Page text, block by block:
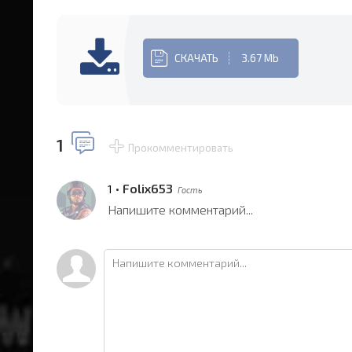
СКАЧАТЬ 3.67 Mb
1 Прокомментировать
1 • Folix653 Гость
Напишите комментарий...